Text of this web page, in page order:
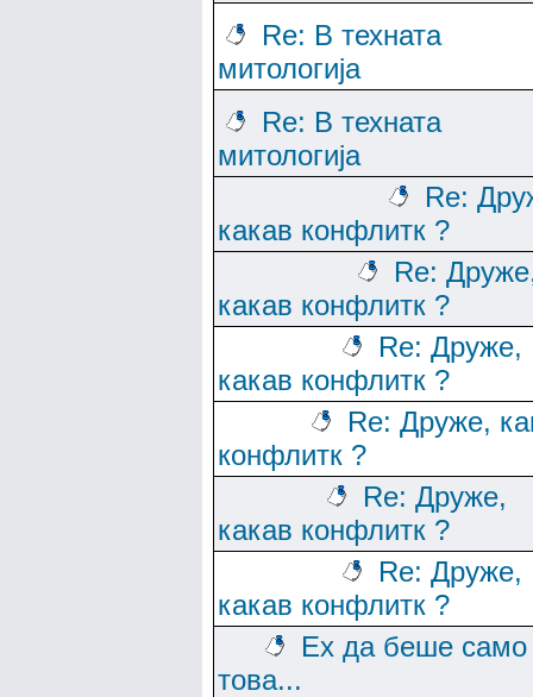
Re: В техната
митологија
Re: В техната
митологија
Re:
какав конфлитк ?
Re:
какав конфлитк ?
Re: Друже,
какав конфлитк ?
Re: Друже,
конфлитк ?
Re: Друже,
какав конфлитк ?
Re: Друже,
какав конфлитк ?
Ех да беше само
това...